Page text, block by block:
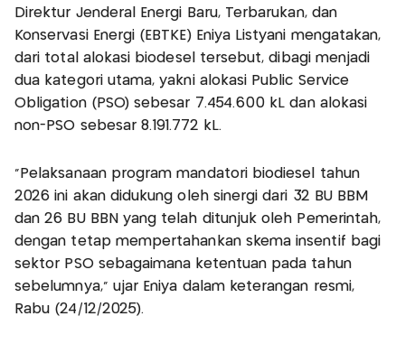
Direktur Jenderal Energi Baru, Terbarukan, dan
Konservasi Energi (EBTKE) Eniya Listyani mengatakan,
dari total alokasi biodesel tersebut, dibagi menjadi
dua kategori utama, yakni alokasi Public Service
Obligation (PSO) sebesar 7.454.600 kL dan alokasi
non-PSO sebesar 8.191.772 kL.
"Pelaksanaan program mandatori biodiesel tahun
2026 ini akan didukung oleh sinergi dari 32 BU BBM
dan 26 BU BBN yang telah ditunjuk oleh Pemerintah,
dengan tetap mempertahankan skema insentif bagi
sektor PSO sebagaimana ketentuan pada tahun
sebelumnya," ujar Eniya dalam keterangan resmi,
Rabu (24/12/2025).